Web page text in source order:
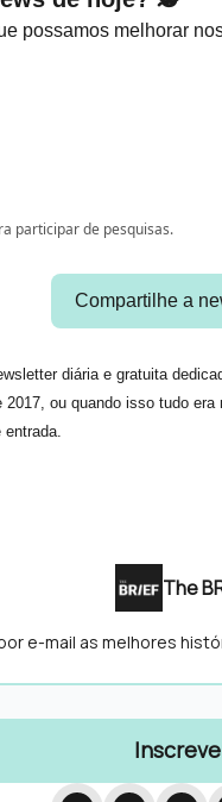
possamos melhorar
participar de pesquisas.
Compartilhe a
diária e gratuita
ou quando isso tudo
entrada.
The
e-mail as melhores